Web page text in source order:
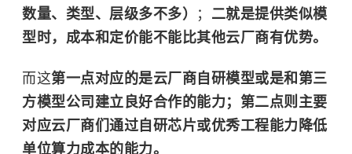
数量、类型、层级多不多）
； 二就是提供类似模
型时，成本和定价能不能比其他云厂商有优势。
而这第一点对应的是云厂商自研模型或是和第三
方模型公司建立良好合作的能力；第二点则主要
对应云厂商们通过自研芯片或优秀工程能力降低
单位算力成本的能力。